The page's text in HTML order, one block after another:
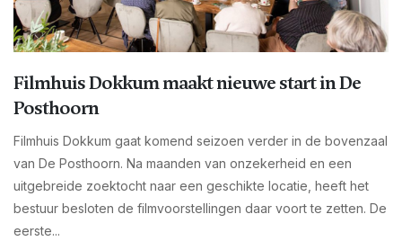
Filmhuis Dokkum maakt nieuwe start in De
Posthoorn
Filmhuis Dokkum gaat komend seizoen verder in de bovenzaal
van De Posthoorn. Na maanden van onzekerheid en een
uitgebreide zoektocht naar een geschikte locatie, heeft het
bestuur besloten de filmvoorstellingen daar voort te zetten. De
eerste...